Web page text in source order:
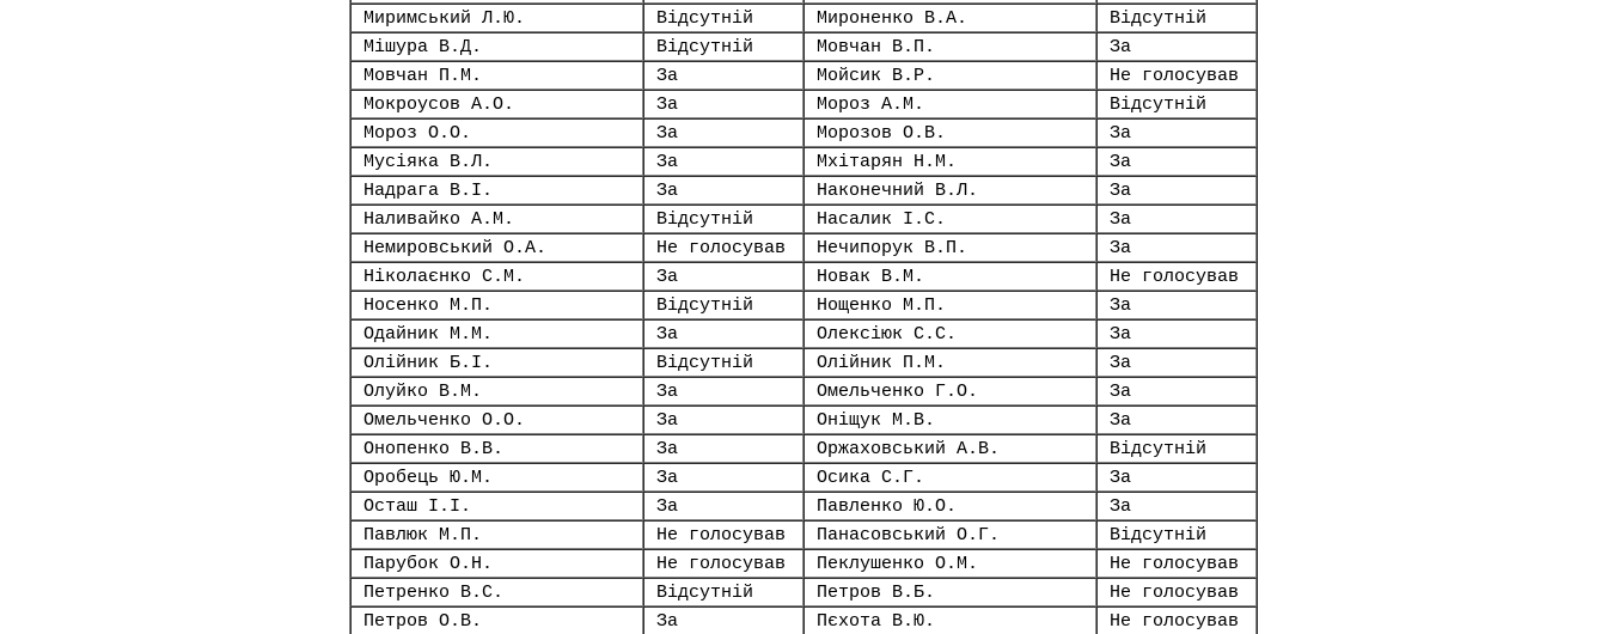
Миримський Л.Ю.
Відсутній Мироненко В.А.
Відсутній
Мішура В.Д.
Відсутній Мовчан В.П.
За
Мовчан П.М.
За Мойсик В.Р.
Не голосував
Мокроусов А.О.
За Мороз А.М.
Відсутній
Мороз О.О.
За Морозов О.В.
За
Мусіяка В.Л.
За Мхітарян Н.М.
За
Надрага В.І.
За Наконечний В.Л.
За
Наливайко А.М.
Відсутній Насалик І.С.
За
Немировський О.А.
Не голосував Нечипорук В.П.
За
Ніколаєнко С.М.
За Новак В.М.
Не голосував
Носенко М.П.
Відсутній Нощенко М.П.
За
Одайник М.М.
За Олексіюк С.С.
За
Олійник Б.І.
Відсутній Олійник П.М.
За
Олуйко В.М.
За Омельченко Г.О.
За
Омельченко О.О.
За Оніщук М.В.
За
Онопенко В.В.
За Оржаховський А.В.
Відсутній
Оробець Ю.М.
За Осика С.Г.
За
Осташ І.І.
За Павленко Ю.О.
За
Павлюк М.П.
Не голосував Панасовський О.Г.
Відсутній
Парубок О.Н.
Не голосував Пеклушенко О.М.
Не голосував
Петренко В.С.
Відсутній Петров В.Б.
Не голосував
Петров О.В.
За Пєхота В.Ю. Не голосував